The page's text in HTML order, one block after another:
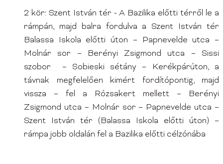
2 kör: Szent István tér - A Bazilika előtti térről le a
rámpán, majd balra fordulva a Szent István tér
Balassa Iskola előtti úton – Papnevelde utca –
Molnár sor – Berényi Zsigmond utca – Sissi
szobor – Sobieski sétány – Kerékpárúton, a
távnak megfelelően kimért fordítópontig, majd
vissza – fel a Rózsakert mellett – Berényi
Zsigmond utca – Molnár sor – Papnevelde utca –
Szent István tér (Balassa Iskola előtti úton) –
rámpa jobb oldalán fel a Bazilika előtti célzónába